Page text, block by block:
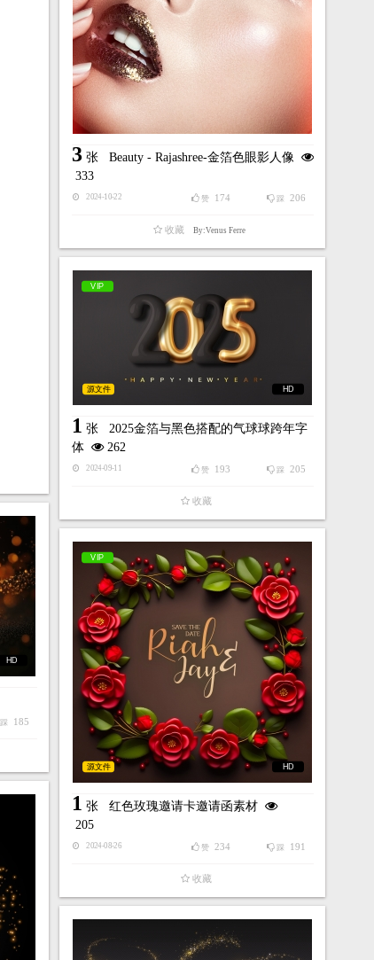
3张 Beauty - Rajashree-金箔色眼影人像
333
2024-10-22 踩 206
赞 174
收藏 By:Venus Ferre
VIP
HD
源文件
1 张 2025金箔与黑色搭配的气球球跨年字
体
262
2024-09-11 踩 205
赞 193
收藏
HD
踩 185
VIP
HD
源文件
1 张 红色玫瑰邀请卡邀请函素材
205
2024-08-26 踩 191
赞 234
收藏